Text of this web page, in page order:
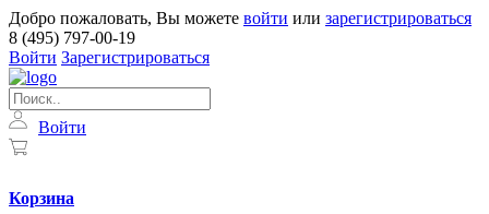
Добро пожаловать, Вы можете войти или зарегистрироваться
8 (495) 797-00-19
Войти Зарегистрироваться
Войти
Корзина